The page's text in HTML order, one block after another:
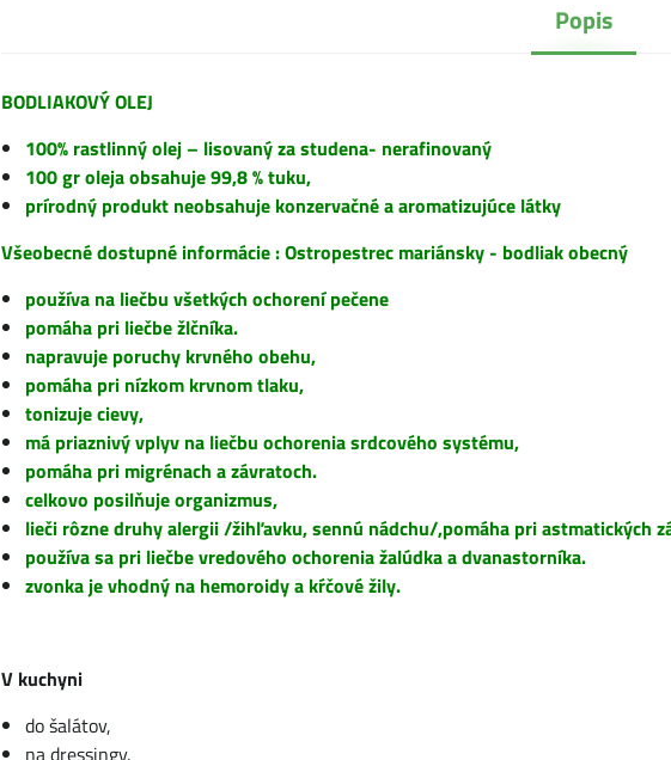
Popis
BODLIAKOVÝ OLEJ
100% rastlinný olej – lisovaný za studena- nerafinovaný
100 gr oleja obsahuje 99,8 % tuku,
prírodný produkt neobsahuje konzervačné a aromatizujúce látky
Všeobecné dostupné informácie : Ostropestrec mariánsky - bodliak obecný
používa na liečbu všetkých ochorení pečene
pomáha pri liečbe žlčníka.
napravuje poruchy krvného obehu,
pomáha pri nízkom krvnom tlaku,
tonizuje cievy,
má priaznivý vplyv na liečbu ochorenia srdcového systému,
pomáha pri migrénach a závratoch.
celkovo posilňuje organizmus,
lieči rôzne druhy alergii /žihľavku, sennú nádchu/,pomáha pri astmatických
používa sa pri liečbe vredového ochorenia žalúdka a dvanastorníka.
zvonka je vhodný na hemoroidy a kŕčové žily.
V kuchyni
do šalátov,
na dressingy.